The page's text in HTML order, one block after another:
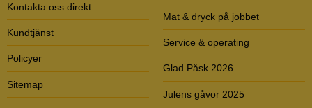
Kontakta oss direkt
Kundtjänst
Policyer
Sitemap
Mat & dryck på jobbet
Service & operating
Glad Påsk 2026
Julens gåvor 2025